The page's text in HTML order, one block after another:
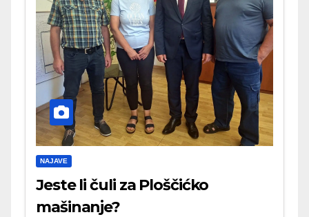
NAJAVE
Jeste li čuli za Ploščićko
mašinanje?